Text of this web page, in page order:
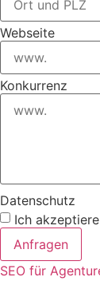
Webseite
Konkurrenz
Datenschutz
Ich
Anfragen
SEO für